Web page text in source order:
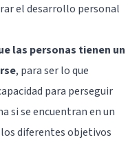
eldesarrollo personal
las personas tienen un
, para ser lo que
para perseguir
si se encuentran en un
diferentes objetivos